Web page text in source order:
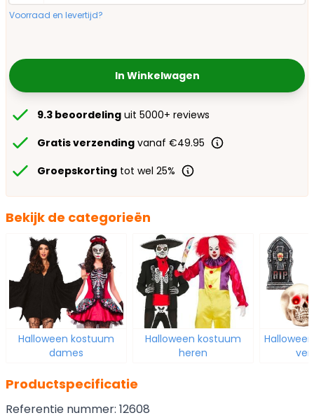
Voorraad en levertijd?
In Winkelwagen
9.3 beoordeling uit 5000+ reviews
Gratis verzending vanaf €49.95
Groepskorting tot wel 25%
Bekijk de categorieën
Halloween kostuum
dames
Halloween kostuum
heren
Productspecificatie
Referentie nummer: 12608